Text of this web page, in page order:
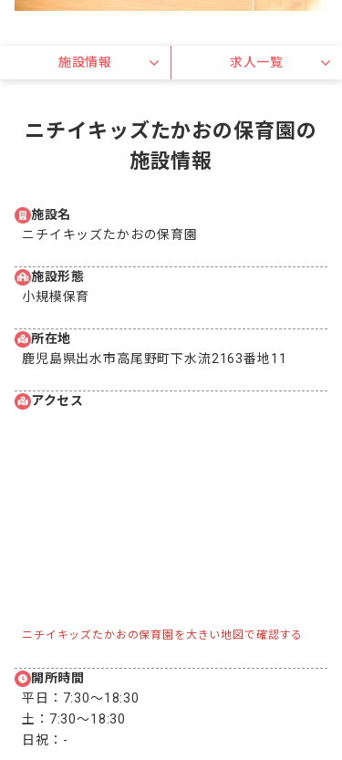
施設情報 求人一覧
ニチイキッズたかおの保育園の
施設情報
施設名
ニチイキッズたかおの保育園
施設形態
小規模保育
所在地
鹿児島県出水市高尾野町下水流2163番地11
アクセス
ニチイキッズたかおの保育園を大きい地図で確認する
開所時間
平日： 7:30〜18:30
土： 7:30〜18:30
日祝： -